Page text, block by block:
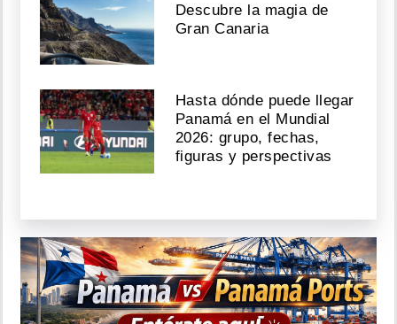
Descubre la magia de
Gran Canaria
Hasta dónde puede llegar
Panamá en el Mundial
2026: grupo, fechas,
figuras y perspectivas